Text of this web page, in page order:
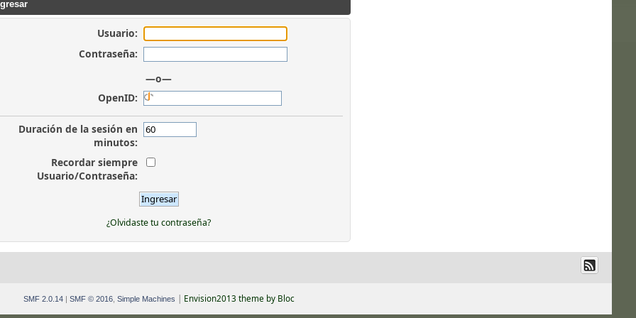
Usuario:
Contraseña:
—o—
OpenID:
Duración de la sesión en
minutos:
Recordar siempre
Usuario/Contraseña:
¿Olvidaste tu contraseña?
SMF 2.0.14| SMF © 2016, Simple Machines Envision2013 theme by Bloc